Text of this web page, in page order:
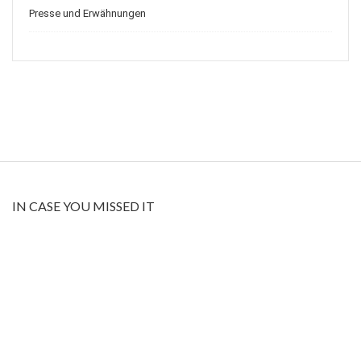
Presse und Erwähnungen
IN CASE YOU MISSED IT